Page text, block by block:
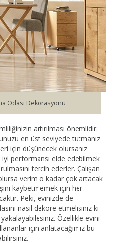
Odası Dekorasyonu
artırılması önemlidir.
en üst seviyede tutmanız
için düşünecek olursanız
iyi performansı elde edebilmek
tercih ederler. Çalışan
verim o kadar çok artacak
kaybetmemek için her
Peki, evinizde de
nasıl dekore etmelisiniz ki
Özellikle evini
için anlatacağımız bu